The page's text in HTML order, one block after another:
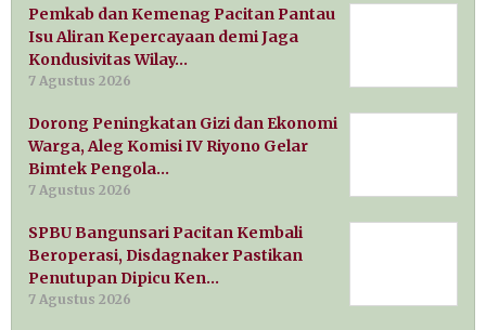
Pemkab dan Kemenag Pacitan Pantau
Isu Aliran Kepercayaan demi Jaga
Kondusivitas Wilay…
7 Agustus 2026
Dorong Peningkatan Gizi dan Ekonomi
Warga, Aleg Komisi IV Riyono Gelar
Bimtek Pengola…
7 Agustus 2026
SPBU Bangunsari Pacitan Kembali
Beroperasi, Disdagnaker Pastikan
Penutupan Dipicu Ken…
7 Agustus 2026